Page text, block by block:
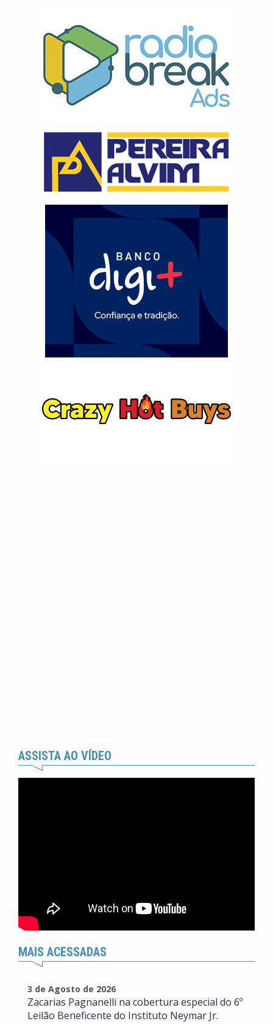
ASSISTA AO VÍDEO
MAIS ACESSADAS
3 de Agosto de 2026
Zacarias Pagnanelli na cobertura especial do 6º
Leilão Beneficente do Instituto Neymar Jr.